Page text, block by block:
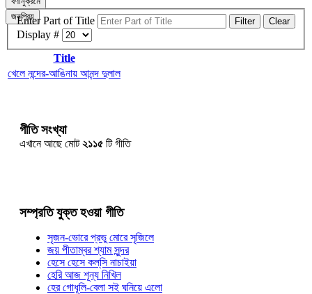
জনপ্রিয়
Enter Part of Title Filter Clear
Display #
Title
খেলে নন্দের-আঙিনায় আনন্দ দুলাল
গীতি সংখ্যা
এখানে আছে মোট২১১৫ টি গীতি
সম্প্রতি যুক্ত হওয়া গীতি
সৃজন-ভোরে প্রভু মোরে সৃজিলে
জয় পীতাম্বর শ্যাম সুন্দর
হেসে হেসে কল্‌সি নাচাইয়া
হেরি আজ শূন্য নিখিল
হের গোধূলি-বেলা সই ঘনিয়ে এলো